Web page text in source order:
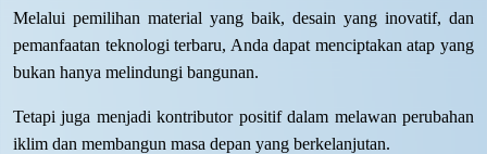
Melalui pemilihan material yang baik, desain yang inovatif, dan
pemanfaatan teknologi terbaru, Anda dapat menciptakan atap yang
bukan hanya melindungi bangunan.
Tetapi juga menjadi kontributor positif dalam melawan perubahan
iklim dan membangun masa depan yang berkelanjutan.